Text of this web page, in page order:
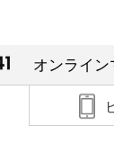
オンライ